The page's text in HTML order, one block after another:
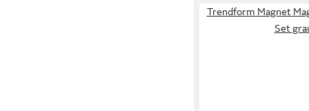
Trendform Magnet
Set